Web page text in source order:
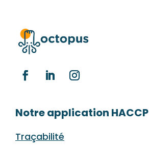
Notre application HACCP
Traçabilité